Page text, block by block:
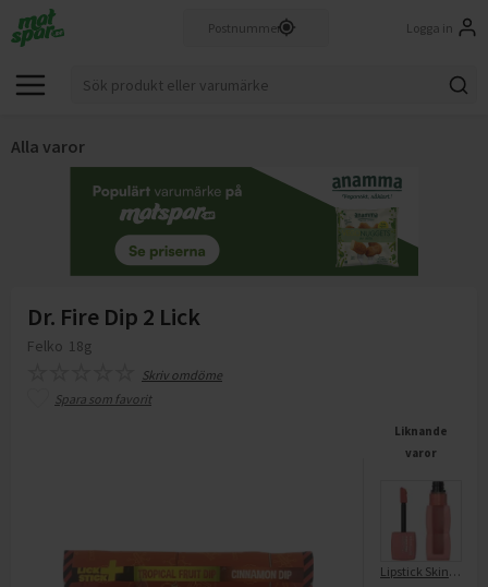
Logga in
Alla varor
Dr. Fire Dip 2 Lick
Felko 18g
Skriv omdöme
Spara som favorit
Liknande
varor
Lipstick Skinny Dip Superstay Teddy Tint 15